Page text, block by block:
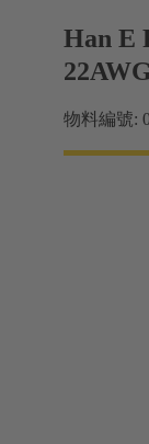
Han E
物料編號: